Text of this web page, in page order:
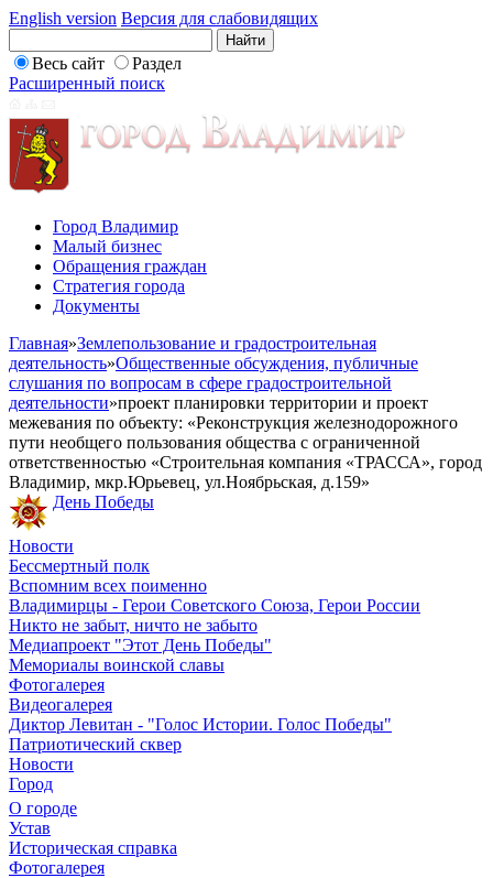
English version Версия для слабовидящих
Весь сайт
Раздел
Расширенный поиск
Город Владимир
Малый бизнес
Обращения граждан
Стратегия города
Документы
Главная»Землепользование и градостроительная
деятельность»Общественные обсуждения, публичные
слушания по вопросам в сфере градостроительной
деятельности»проект планировки территории и проект
межевания по объекту: «Реконструкция железнодорожного
пути необщего пользования общества с ограниченной
ответственностью «Строительная компания «ТРАССА», город
Владимир, мкр.Юрьевец, ул.Ноябрьская, д.159»
День Победы
Новости
Бессмертный полк
Вспомним всех поименно
Владимирцы - Герои Советского Союза, Герои России
Никто не забыт, ничто не забыто
Медиапроект "Этот День Победы"
Мемориалы воинской славы
Фотогалерея
Видеогалерея
Диктор Левитан - "Голос Истории. Голос Победы"
Патриотический сквер
Новости
Город
О городе
Устав
Историческая справка
Фотогалерея